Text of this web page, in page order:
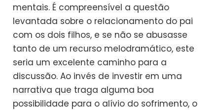
mentais. É compreensível a questão
levantada sobre o relacionamento do pai
com os dois filhos, e se não se abusasse
tanto de um recurso melodramático, este
seria um excelente caminho para a
discussão. Ao invés de investir em uma
narrativa que traga alguma boa
possibilidade para o alívio do sofrimento, o